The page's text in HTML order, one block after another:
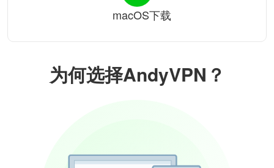
为何选择AndyVPN？
macOS下载